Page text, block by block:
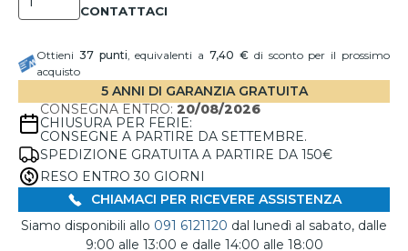
Ottieni 37punti, equivalenti a7,40 €di sconto per il prossimo
acquisto
5 ANNI DI GARANZIA GRATUITA
CONSEGNA ENTRO: 20/08/2026
CHIUSURA PER FERIE:
CONSEGNE A PARTIRE DA SETTEMBRE.
SPEDIZIONE GRATUITA A PARTIRE DA 150€
RESO ENTRO 30 GIORNI
CHIAMACI PER RICEVERE ASSISTENZA
Siamo disponibili allo 091 6121120 dal lunedì al sabato, dalle
9:00 alle 13:00 e dalle 14:00 alle 18:00